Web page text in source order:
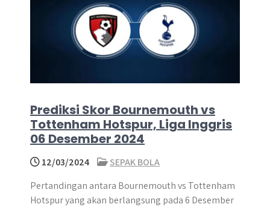
Prediksi Skor Bournemouth vs
Tottenham Hotspur, Liga Inggris
06 Desember 2024
12/03/2024
SEPAK BOLA
Pertandingan antara Bournemouth vs Tottenham
Hotspur yang akan berlangsung pada 6 Desember